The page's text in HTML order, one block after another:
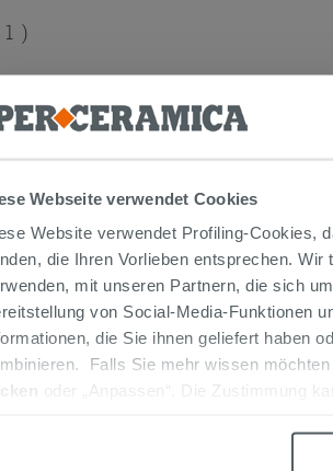
Webseite verwendet Cookies
Website verwendet Profiling-Cookies,
die Ihren Vorlieben entsprechen.
mit unseren Partnern, die sich
von Social-Media-Funktionen
die Sie ihnen geliefert haben
Falls Sie mehr wissen
oder „Anpassen“. Die Zustimmung
1 )
DIESEN ARTIKEL